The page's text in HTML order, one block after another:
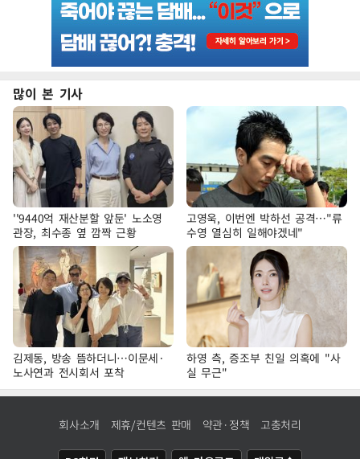
많이 본 기사
''9440억 재산분할 앞둔' 노소영
관장, 최수종 옆 깜짝 근황
고영욱, 이번엔 박하선 공격…"류
수영 열심히 일해야겠네"
김제동, 방송 뜸하더니…이문세·
노사연과 전시회서 포착
하영 측, 증조부 친일 의혹에 "사
실 무근"
회사소개 제휴/컨텐츠 판매 약관·정책 고충처리